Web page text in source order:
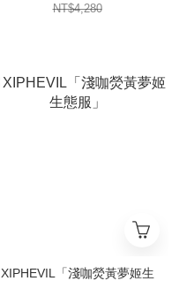
NT$4,280
XIPHEVIL「淺咖熒黃夢姬生